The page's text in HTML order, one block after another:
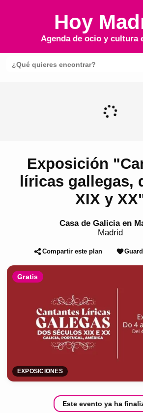
Hoy
Agenda de ocio y cultura
Exposición
líricas gallegas,
XIX y
Casa de Galicia en
Madrid
Compartir este plan
Gratis
EXPOSICIONES
Este evento ya ha